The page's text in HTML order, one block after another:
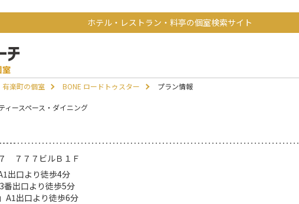
ホテル・レストラン・料亭の個室検索サイト
楽町の個室 BONE ロードトゥスター プラン情報
ィースペース・ダイニング
７７７ビルＢ１Ｆ
出口より徒歩4分
番出口より徒歩5分
A1出口より徒歩6分